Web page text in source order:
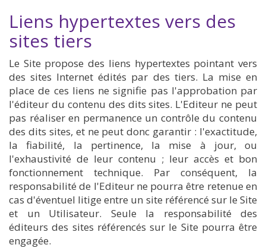
Liens hypertextes vers des
sites tiers
Le Site propose des liens hypertextes pointant vers
des sites Internet édités par des tiers. La mise en
place de ces liens ne signifie pas l'approbation par
l'éditeur du contenu des dits sites. L'Editeur ne peut
pas réaliser en permanence un contrôle du contenu
des dits sites, et ne peut donc garantir : l'exactitude,
la fiabilité, la pertinence, la mise à jour, ou
l'exhaustivité de leur contenu ; leur accès et bon
fonctionnement technique. Par conséquent, la
responsabilité de l'Editeur ne pourra être retenue en
cas d'éventuel litige entre un site référencé sur le Site
et un Utilisateur. Seule la responsabilité des
éditeurs des sites référencés sur le Site pourra être
engagée.